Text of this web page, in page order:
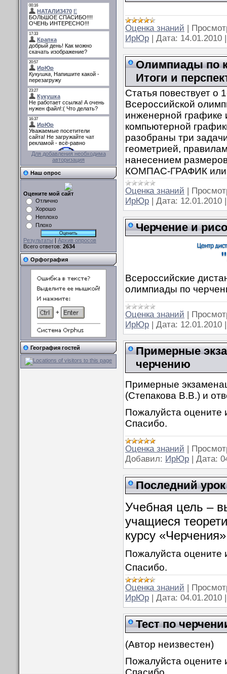
Для добавления необходима
авторизация
Наш опрос
Оцените мой сайт
Отлично
Хорошо
Неплохо
Плохо
Результаты | Архив опросов
Всего ответов: 2634
Орфография
География гостей
Оценка знаний |
ИрЮр | Дата: 14.01.2010
Олимпиады по
Итоги и
Статья повествует о
Всероссийской
инженерной графике
компьютерной
разобраны три
геометрией,
нанесением
КОМПАС-ГРАФИК или
Оценка знаний |
ИрЮр | Дата: 12.01.2010
Черчение и
Всероссийские
олимпиады по
Оценка знаний |
ИрЮр | Дата: 12.01.2010
Примерные
черчению
Примерные
(Степакова В.В.) и
Пожалуйста оцените
Спасибо.
Оценка знаний |
Добавил: ИрЮр | Дата:
Последний
Учебная цель –
учащиеся
курсу
Пожалуйста оцените
Спасибо.
Оценка знаний |
ИрЮр | Дата: 04.01.2010
Тест по
(Автор неизвестен)
Пожалуйста оцените